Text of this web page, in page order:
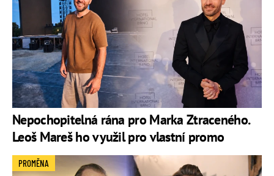
Nepochopitelná rána pro Marka Ztraceného.
Leoš Mareš ho využil pro vlastní promo
PROMĚNA